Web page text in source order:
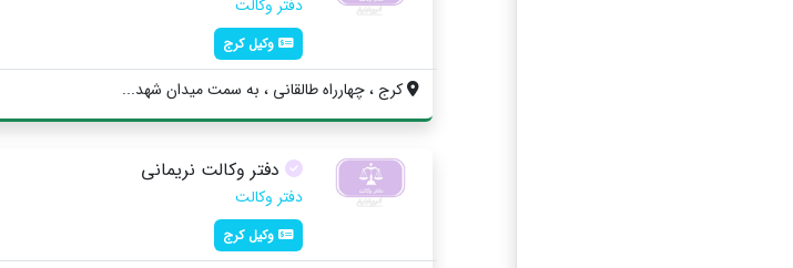
دفتر وکالت
وکیل کرج
کرج ، چهارراه طالقانی ، به سمت میدان شهد...
دفتر وکالت نریمانی
دفتر وکالت
وکیل کرج